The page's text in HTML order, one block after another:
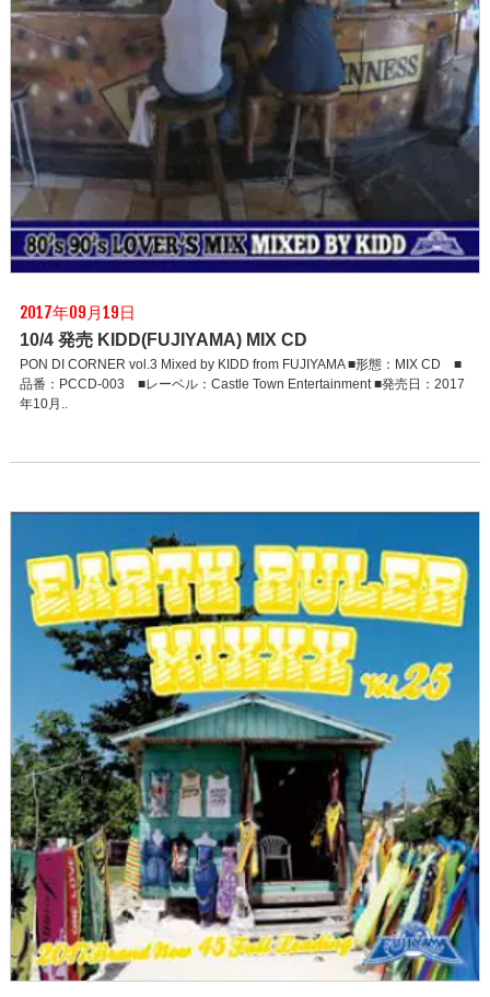
2017年09月19日
10/4 発売 KIDD(FUJIYAMA) MIX CD
PON DI CORNER vol.3 Mixed by KIDD from FUJIYAMA ■形態：MIX CD ■
品番：PCCD-003 ■レーベル：Castle Town Entertainment ■発売日：2017
年10月..